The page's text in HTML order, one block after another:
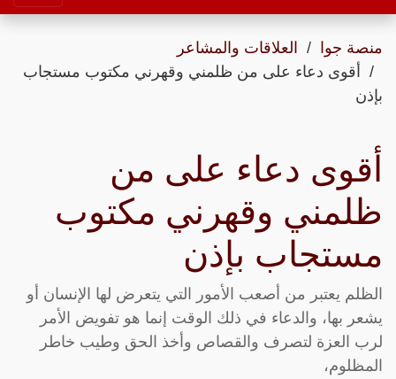
منصة جوا
العلاقات والمشاعر
أقوى دعاء على من ظلمني وقهرني مكتوب مستجاب
بإذن
أقوى دعاء على من
ظلمني وقهرني مكتوب
مستجاب بإذن
الظلم يعتبر من أصعب الأمور التي يتعرض لها الإنسان أو
يشعر بها، والدعاء في ذلك الوقت إنما هو تفويض الأمر
لرب العزة لتصرف والقصاص وأخذ الحق وطيب خاطر
المظلوم،